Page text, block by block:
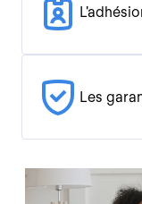
Les